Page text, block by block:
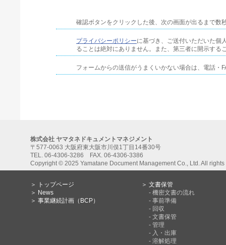
確認ボタンをクリックした後、次の画面が出るまで数
プライバシーポリシーに基づき、ご送付いただいた個
ることは絶対にありません。また、第三者に開示する
フォームからの送信がうまくいかない場合は、電話・
株式会社 ヤマタネドキュメントマネジメント
〒577-0063 大阪府東大阪市川俣1丁目14番30号
TEL. 06-4306-3286 FAX. 06-4306-3386
Copyright © 2025 Yamatane Document Management Co., Ltd. All rights
＞ トップページ
＞ News
＞ 事業継続計画（BCP）
＞ 文書保管
- 機密文書の流れ
- 事前準備
- 回収
- 文書保管
- 管理
- 入・出庫
- 溶解処理